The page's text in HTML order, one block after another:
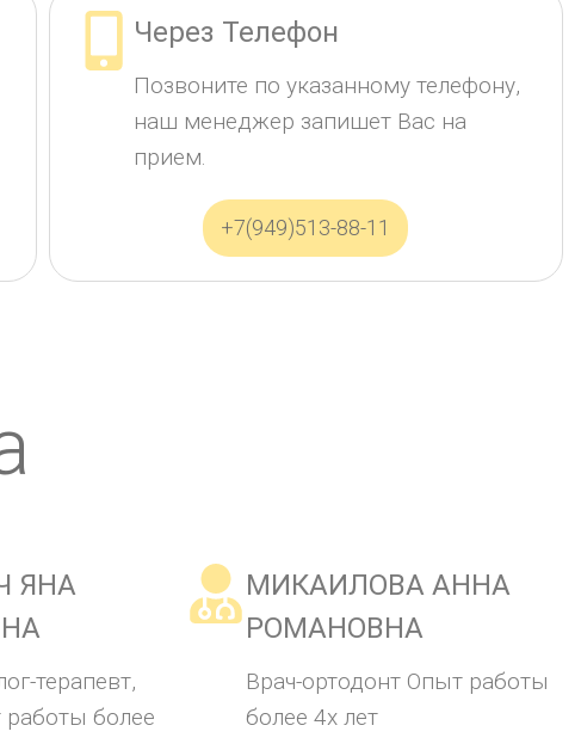
Через Телефон
Позвоните по указанному телефону,
наш менеджер запишет Вас на
прием.
+7(949)513-88-11
ЯНА
терапевт,
более
МИКАИЛОВА АННА
РОМАНОВНА
Врач-ортодонт Опыт работы
более 4х лет